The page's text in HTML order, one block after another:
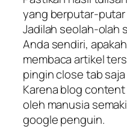
yang berputar-
Jadilah seolah-olah
Anda sendiri,
membaca artikel
pingin close tab
Karena blog
oleh manusia
google penguin.